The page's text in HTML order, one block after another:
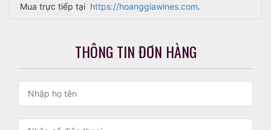
Mua trực tiếp tại https://hoanggiawines.com.
THÔNG TIN ĐƠN HÀNG